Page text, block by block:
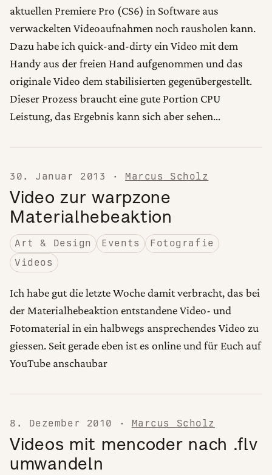
aktuellen Premiere Pro (CS6) in Software aus
verwackelten Videoaufnahmen noch rausholen kann.
Dazu habe ich quick-and-dirty ein Video mit dem
Handy aus der freien Hand aufgenommen und das
originale Video dem stabilisierten gegenübergestellt.
Dieser Prozess braucht eine gute Portion CPU
Leistung, das Ergebnis kann sich aber sehen…
30. Januar 2013 · Marcus Scholz
Video zur warpzone
Materialhebeaktion
Art & Design Events
Fotografie
Videos
Ich habe gut die letzte Woche damit verbracht, das bei
der Materialhebeaktion entstandene Video- und
Fotomaterial in ein halbwegs ansprechendes Video zu
giessen. Seit gerade eben ist es online und für Euch auf
YouTube anschaubar
8. Dezember 2010 · Marcus Scholz
Videos mit mencoder nach .flv
umwandeln